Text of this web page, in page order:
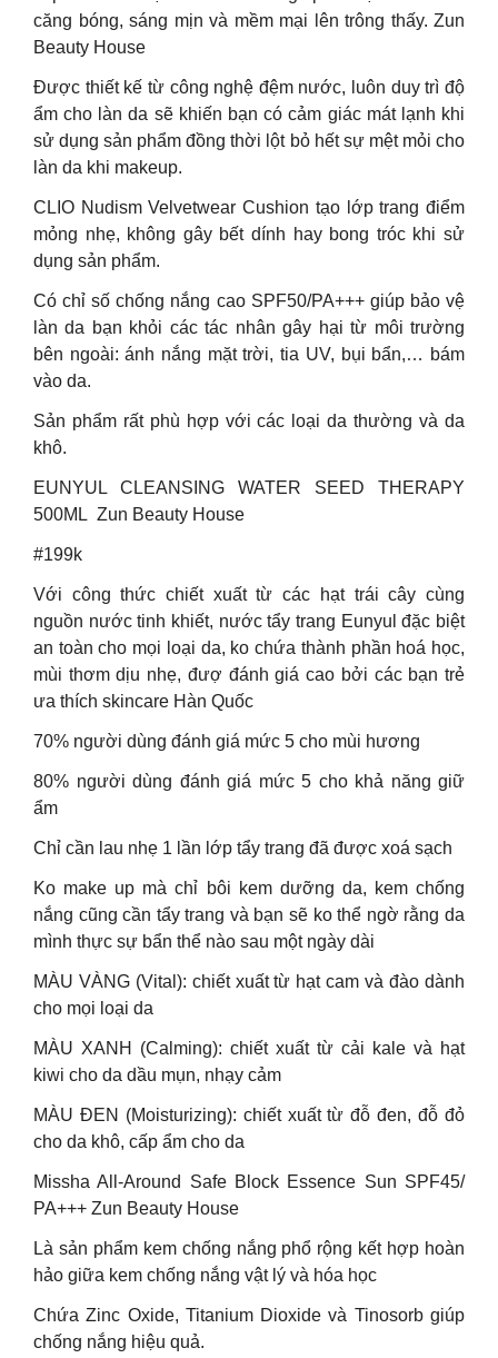
căng bóng, sáng mịn và mềm mại lên trông thấy. Zun
Beauty House
Được thiết kế từ công nghệ đệm nước, luôn duy trì độ
ẩm cho làn da sẽ khiến bạn có cảm giác mát lạnh khi
sử dụng sản phẩm đồng thời lột bỏ hết sự mệt mỏi cho
làn da khi makeup.
CLIO Nudism Velvetwear Cushion tạo lớp trang điểm
mỏng nhẹ, không gây bết dính hay bong tróc khi sử
dụng sản phẩm.
Có chỉ số chống nắng cao SPF50/PA+++ giúp bảo vệ
làn da bạn khỏi các tác nhân gây hại từ môi trường
bên ngoài: ánh nắng mặt trời, tia UV, bụi bẩn,… bám
vào da.
Sản phẩm rất phù hợp với các loại da thường và da
khô.
EUNYUL CLEANSING WATER SEED THERAPY
500ML Zun Beauty House
#199k
Với công thức chiết xuất từ các hạt trái cây cùng
nguồn nước tinh khiết, nước tẩy trang Eunyul đặc biệt
an toàn cho mọi loại da, ko chứa thành phần hoá học,
mùi thơm dịu nhẹ, đượ đánh giá cao bởi các bạn trẻ
ưa thích skincare Hàn Quốc
70% người dùng đánh giá mức 5 cho mùi hương
80% người dùng đánh giá mức 5 cho khả năng giữ
ẩm
Chỉ cần lau nhẹ 1 lần lớp tẩy trang đã được xoá sạch
Ko make up mà chỉ bôi kem dưỡng da, kem chống
nắng cũng cần tẩy trang và bạn sẽ ko thể ngờ rằng da
mình thực sự bẩn thể nào sau một ngày dài
MÀU VÀNG (Vital): chiết xuất từ hạt cam và đào dành
cho mọi loại da
MÀU XANH (Calming): chiết xuất từ cải kale và hạt
kiwi cho da dầu mụn, nhạy cảm
MÀU ĐEN (Moisturizing): chiết xuất từ đỗ đen, đỗ đỏ
cho da khô, cấp ẩm cho da
Missha All-Around Safe Block Essence Sun SPF45/
PA+++ Zun Beauty House
Là sản phẩm kem chống nắng phổ rộng kết hợp hoàn
hảo giữa kem chống nắng vật lý và hóa học
Chứa Zinc Oxide, Titanium Dioxide và Tinosorb giúp
chống nắng hiệu quả.